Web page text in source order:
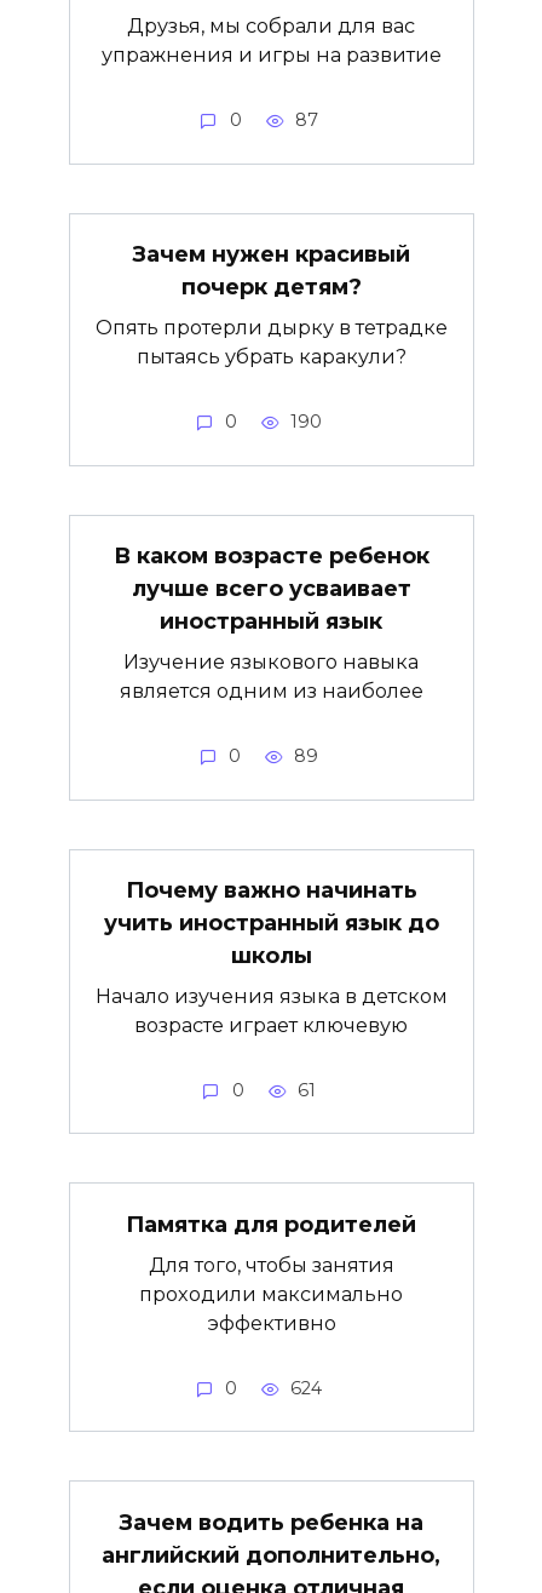
Друзья, мы собрали для вас
упражнения и игры на развитие
0 87
Зачем нужен красивый
почерк детям?
Опять протерли дырку в тетрадке
пытаясь убрать каракули?
0 190
В каком возрасте ребенок
лучше всего усваивает
иностранный язык
Изучение языкового навыка
является одним из наиболее
0 89
Почему важно начинать
учить иностранный язык до
школы
Начало изучения языка в детском
возрасте играет ключевую
0 61
Памятка для родителей
Для того, чтобы занятия
проходили максимально
эффективно
0 624
Зачем водить ребенка на
английский дополнительно,
если оценка отличная